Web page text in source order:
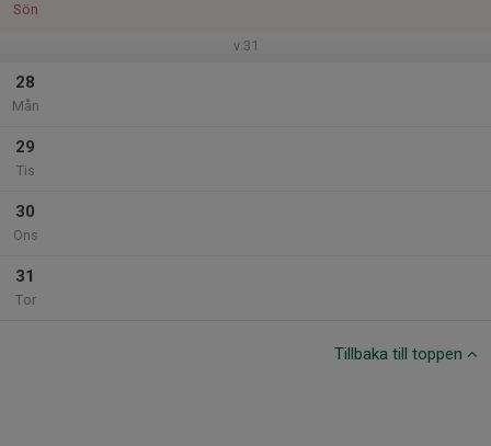
Sön
v.31
28
Mån
29
Tis
30
Ons
31
Tor
Tillbaka till toppen